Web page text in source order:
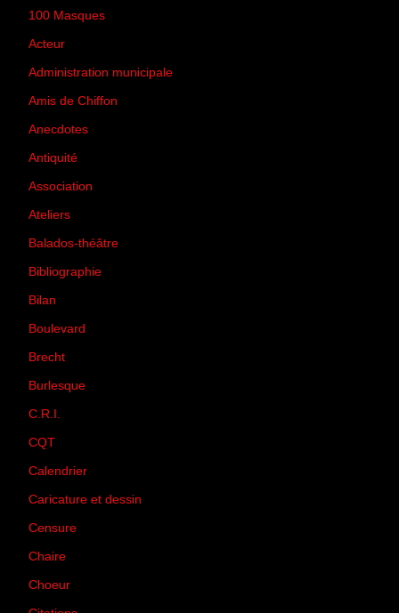
100 Masques
Acteur
Administration municipale
Amis de Chiffon
Anecdotes
Antiquité
Association
Ateliers
Balados-théâtre
Bibliographie
Bilan
Boulevard
Brecht
Burlesque
C.R.I.
CQT
Calendrier
Caricature et dessin
Censure
Chaire
Choeur